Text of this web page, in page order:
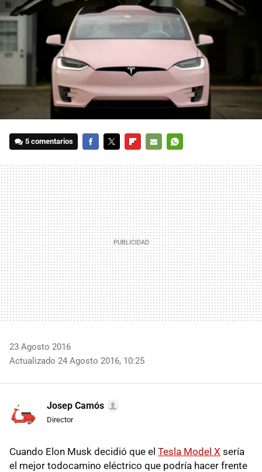
5 comentarios
MAIL
23 Agosto 2016
Actualizado 24 Agosto 2016, 10:25
Josep Camós
Director
Cuando Elon Musk decidió que el Tesla Model X sería
el mejor todocamino eléctrico que podría hacer frente